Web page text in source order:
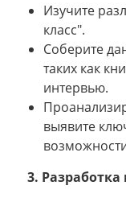
Изучите
класс".
Соберите
таких как
интервью.
выявите
3. Разработка